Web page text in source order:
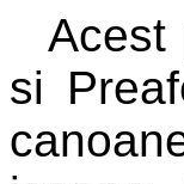
Acest
si